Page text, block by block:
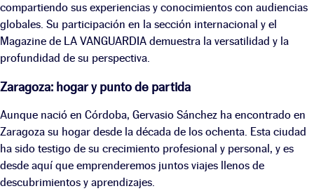
compartiendo sus experiencias y conocimientos con audiencias
globales. Su participación en la sección internacional y el
Magazine de LA VANGUARDIA demuestra la versatilidad y la
profundidad de su perspectiva.
Zaragoza: hogar y punto de partida
Aunque nació en Córdoba, Gervasio Sánchez ha encontrado en
Zaragoza su hogar desde la década de los ochenta. Esta ciudad
ha sido testigo de su crecimiento profesional y personal, y es
desde aquí que emprenderemos juntos viajes llenos de
descubrimientos y aprendizajes.